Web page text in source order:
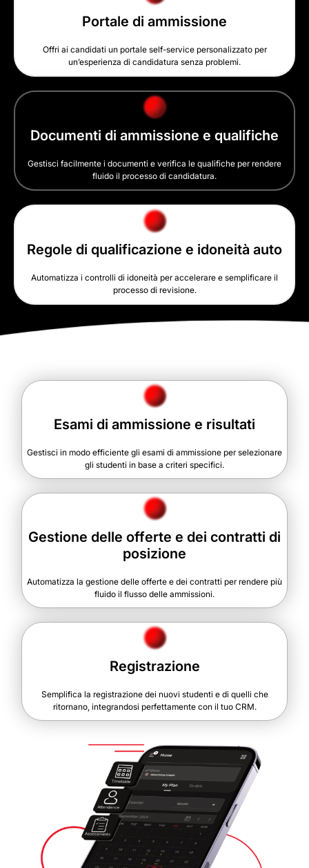
Portale di ammissione
Offri ai candidati un portale self-service personalizzato per
un’esperienza di candidatura senza problemi.
Documenti di ammissione e qualifiche
Gestisci facilmente i documenti e verifica le qualifiche per rendere
fluido il processo di candidatura.
Regole di qualificazione e idoneità auto
Automatizza i controlli di idoneità per accelerare e semplificare il
processo di revisione.
Esami di ammissione e risultati
Gestisci in modo efficiente gli esami di ammissione per selezionare
gli studenti in base a criteri specifici.
Gestione delle offerte e dei contratti di
posizione
Automatizza la gestione delle offerte e dei contratti per rendere più
fluido il flusso delle ammissioni.
Registrazione
Semplifica la registrazione dei nuovi studenti e di quelli che
ritornano, integrandosi perfettamente con il tuo CRM.